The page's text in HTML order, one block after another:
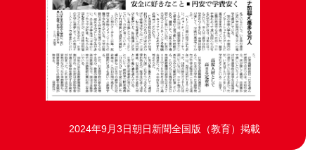
2024年9月3日朝日新聞全国版（教育）掲載